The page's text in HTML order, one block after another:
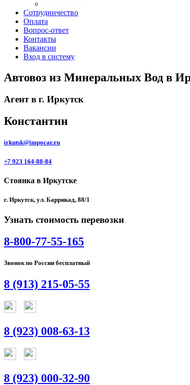
Сотрудничество
Оплата
Вопрос-ответ
Контакты
Вакансии
Вход в систему
Автовоз из Минеральных Вод в
Агент в г. Иркутск
Константин
irkutsk@impocar.ru
+7 923 164-88-84
Стоянка в Иркутске
г. Иркутск, ул. Баррикад, 88/1
Узнать стоимость перевозки
8-800-77-55-165
Звонок по России бесплатный
8 (913) 215-05-55
8 (923) 008-63-13
8 (923) 000-32-90